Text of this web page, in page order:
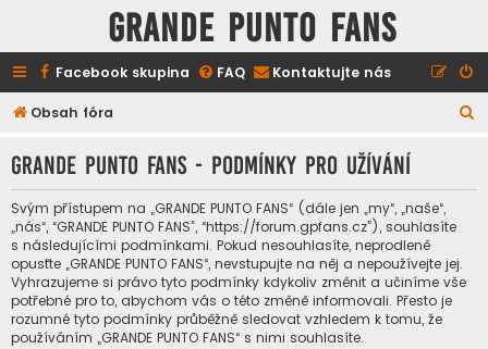
GRANDE PUNTO FANS
Facebook skupina FAQ Kontaktujte nás
Obsah fóra
d
GRANDE PUNTO FANS - Podmínky pro užívání
Svým přístupem na „GRANDE PUNTO FANS“ (dále jen „my“, „naše“,
„nás“, “GRANDE PUNTO FANS”, “https://forum.gpfans.cz”), souhlasíte
s následujícími podmínkami. Pokud nesouhlasíte, neprodleně
opusťte „GRANDE PUNTO FANS“, nevstupujte na něj a nepoužívejte jej.
Vyhrazujeme si právo tyto podmínky kdykoliv změnit a učiníme vše
potřebné pro to, abychom vás o této změně informovali. Přesto je
rozumné tyto podmínky průběžně sledovat vzhledem k tomu, že
používáním „GRANDE PUNTO FANS“ s nimi souhlasíte.